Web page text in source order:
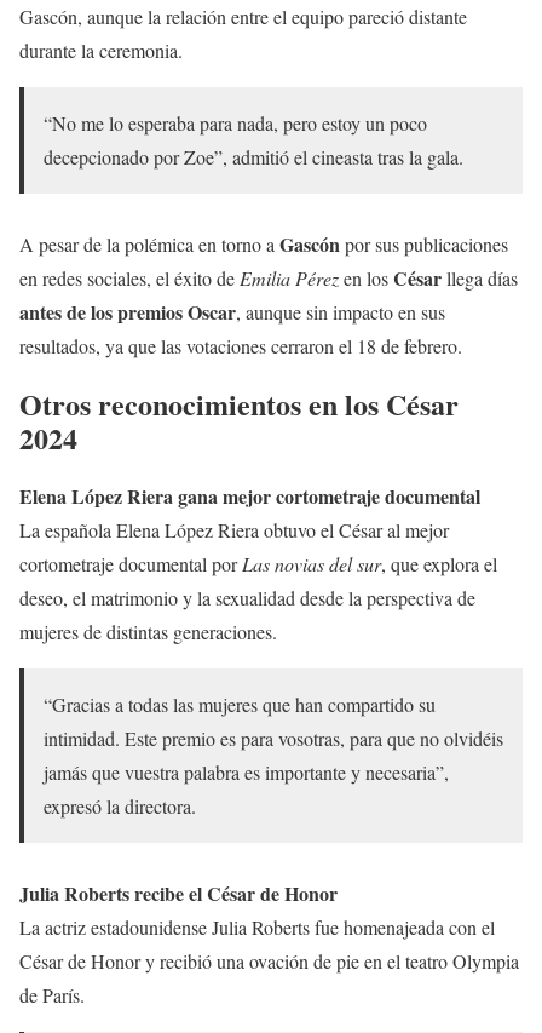
Gascón, aunque la relación entre el equipo pareció distante
durante la ceremonia.
“No me lo esperaba para nada, pero estoy un poco
decepcionado por Zoe”, admitió el cineasta tras la gala.
A pesar de la polémica en torno a Gascónpor sus publicaciones
en redes sociales, el éxito de Emilia Pérezen losCésarllega días
antes de los premios Oscar, aunque sin impacto en sus
resultados, ya que las votaciones cerraron el 18 de febrero.
Otros reconocimientos en los César
2024
Elena López Riera gana mejor cortometraje documental
La española Elena López Riera obtuvo el César al mejor
cortometraje documental porLas novias del sur, que explora el
deseo, el matrimonio y la sexualidad desde la perspectiva de
mujeres de distintas generaciones.
“Gracias a todas las mujeres que han compartido su
intimidad. Este premio es para vosotras, para que no olvidéis
jamás que vuestra palabra es importante y necesaria”,
expresó la directora.
Julia Roberts recibe el César de Honor
La actriz estadounidense Julia Roberts fue homenajeada con el
César de Honor y recibió una ovación de pie en el teatro Olympia
de París.